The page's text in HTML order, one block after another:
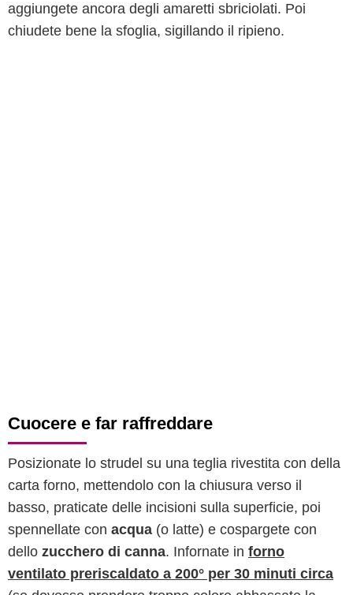
aggiungete ancora degli amaretti sbriciolati. Poi
chiudete bene la sfoglia, sigillando il ripieno.
Cuocere e far raffreddare
Posizionate lo strudel su una teglia rivestita con della
carta forno, mettendolo con la chiusura verso il
basso, praticate delle incisioni sulla superficie, poi
spennellate con acqua (o latte) e cospargete con
dello zucchero di canna. Infornate in forno
ventilato preriscaldato a 200° per 30 minuti circa